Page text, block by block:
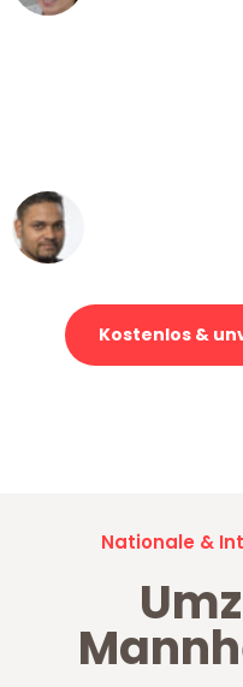
Kostenlos &
Nationale &